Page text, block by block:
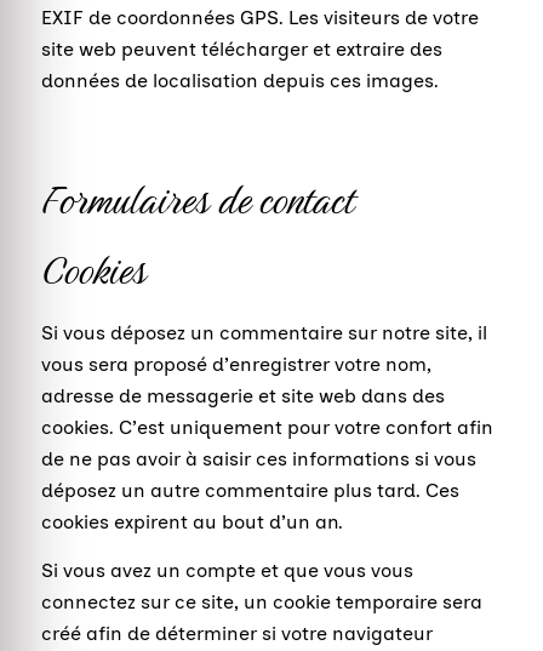
EXIF de coordonnées GPS. Les visiteurs de votre
site web peuvent télécharger et extraire des
données de localisation depuis ces images.
Formulaires de contact
Cookies
Si vous déposez un commentaire sur notre site, il
vous sera proposé d’enregistrer votre nom,
adresse de messagerie et site web dans des
cookies. C’est uniquement pour votre confort afin
de ne pas avoir à saisir ces informations si vous
déposez un autre commentaire plus tard. Ces
cookies expirent au bout d’un an.
Si vous avez un compte et que vous vous
connectez sur ce site, un cookie temporaire sera
créé afin de déterminer si votre navigateur